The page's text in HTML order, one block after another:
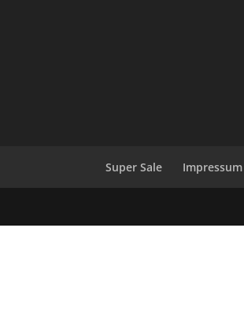
Super Sale Impressum